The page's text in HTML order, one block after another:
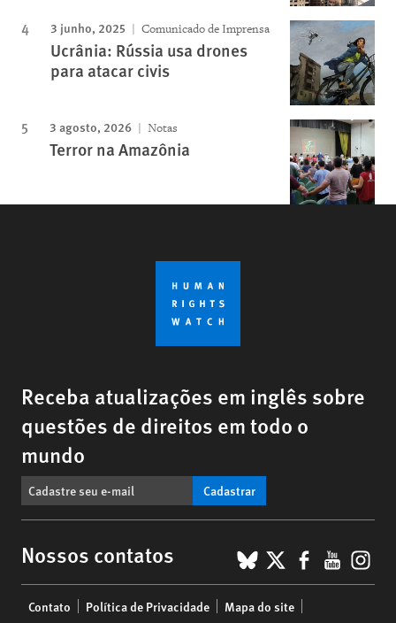
3 junho, 2025 Comunicado de Imprensa
Ucrânia: Rússia usa drones
para atacar civis
3 agosto, 2026 Notas
Terror na Amazônia
Receba atualizações em inglês sobre
questões de direitos em todo o
mundo
Cadastrar
Nossos contatos BlueSky
X
menu
Contato Política de Privacidade Mapa do site